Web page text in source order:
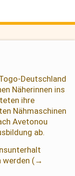
Deutschland
Näherinnen ins
ihre
Nähmaschinen
Avetonou
ab.
werden (→